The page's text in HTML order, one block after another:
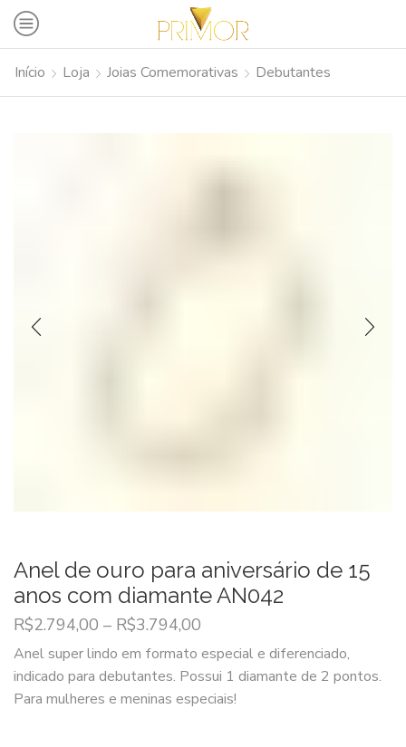
Início Loja Joias Comemorativas Debutantes
Anel de ouro para aniversário de 15
anos com diamante AN042
R$2.794,00 – R$3.794,00
Anel super lindo em formato especial e diferenciado,
indicado para debutantes. Possui 1 diamante de 2 pontos.
Para mulheres e meninas especiais!